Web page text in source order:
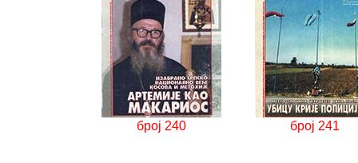
број 240 број 241